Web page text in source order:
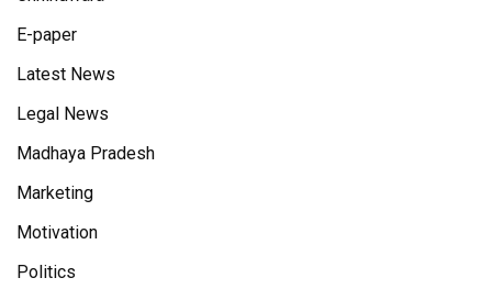
E-paper
Latest News
Legal News
Madhaya Pradesh
Marketing
Motivation
Politics